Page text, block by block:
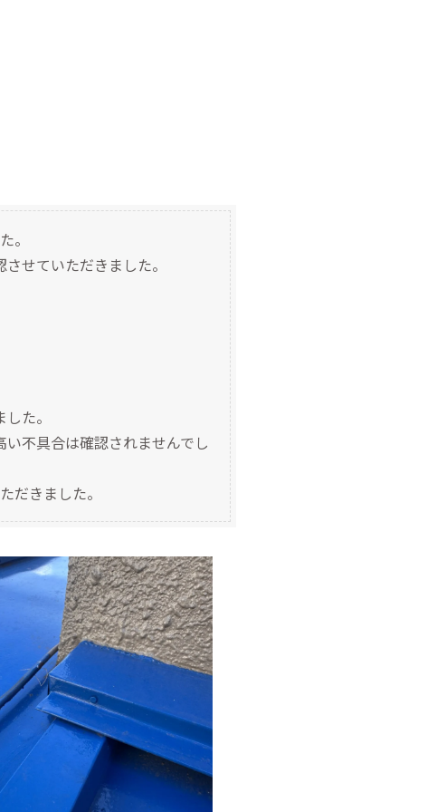
。
せていただきました。
た。
不具合は確認されませんでし
だきました。